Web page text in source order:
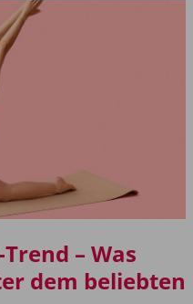
– Was
dem beliebten